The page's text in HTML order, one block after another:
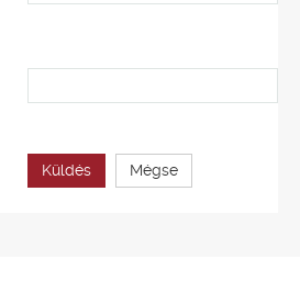
Küldés Mégse